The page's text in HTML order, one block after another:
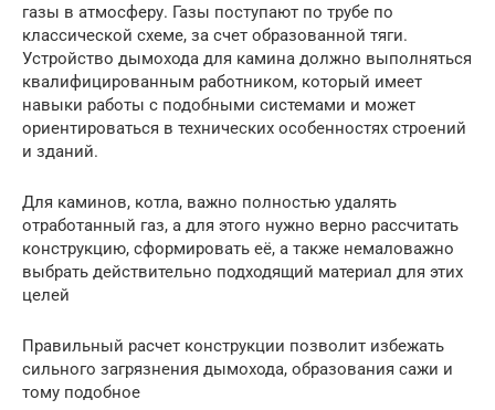
газы в атмосферу. Газы поступают по трубе по
классической схеме, за счет образованной тяги.
Устройство дымохода для камина должно выполняться
квалифицированным работником, который имеет
навыки работы с подобными системами и может
ориентироваться в технических особенностях строений
и зданий.
Для каминов, котла, важно полностью удалять
отработанный газ, а для этого нужно верно рассчитать
конструкцию, сформировать её, а также немаловажно
выбрать действительно подходящий материал для этих
целей
Правильный расчет конструкции позволит избежать
сильного загрязнения дымохода, образования сажи и
тому подобное